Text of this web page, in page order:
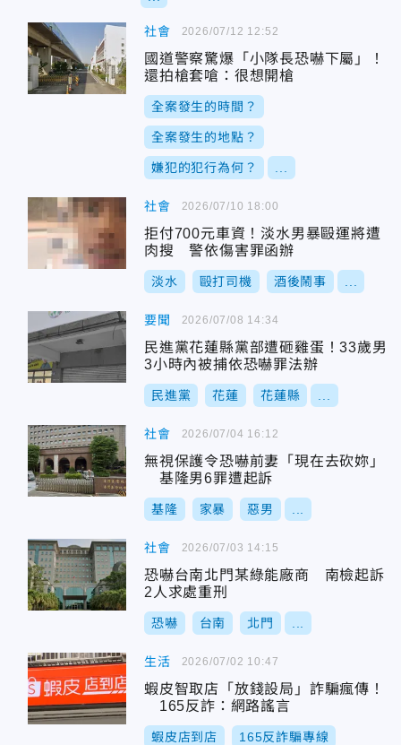
社會
國道警察驚爆「小隊長恐嚇下屬」！
還拍槍套嗆：很想開槍
全案發生的時間？
全案發生的地點？
嫌犯的犯行為何？
2026/07/12 12:52
社會
拒付700元車資！淡水男暴毆運將遭
肉搜 警依傷害罪函辦
淡水 毆打司機 酒後鬧事
2026/07/10 18:00
要聞
民進黨花蓮縣黨部遭砸雞蛋！33歲男
3小時內被捕依恐嚇罪法辦
民進黨 花蓮 花蓮縣
2026/07/08 14:34
社會
無視保護令恐嚇前妻「現在去砍妳」
基隆男6罪遭起訴
基隆 家暴 惡男
2026/07/04 16:12
社會
恐嚇台南北門某綠能廠商 南檢起訴
2人求處重刑
恐嚇 台南 北門
2026/07/03 14:15
生活
蝦皮智取店「放錢設局」詐騙瘋傳！
165反詐：網路謠言
蝦皮店到店 165反詐騙專線
2026/07/02 10:47